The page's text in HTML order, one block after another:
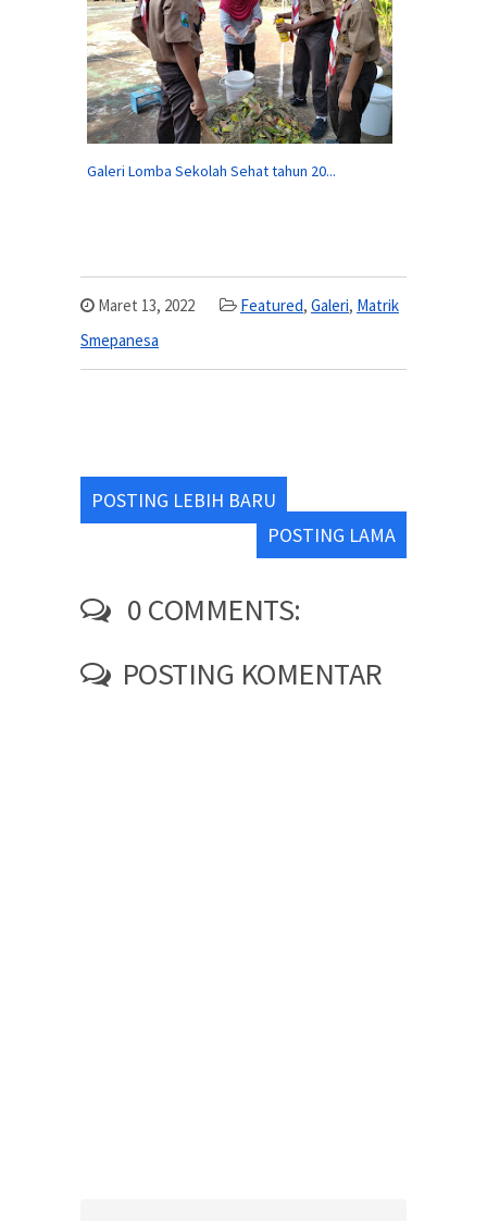
Galeri Lomba Sekolah Sehat tahun 20...
Maret 13, 2022 Featured, Galeri, Matrik
Smepanesa
POSTING LEBIH BARU
POSTING LAMA
0 COMMENTS:
POSTING KOMENTAR